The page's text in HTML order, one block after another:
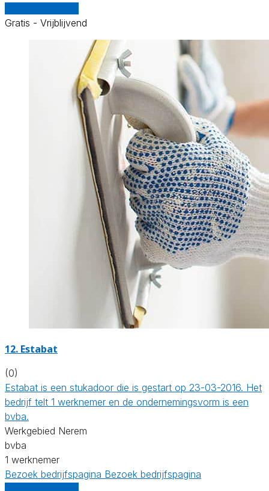
Gratis - Vrijblijvend
12. Estabat
(0)
Estabat is een stukadoor die is gestart op 23-03-2016. Het
bedrijf telt 1 werknemer en de ondernemingsvorm is een
bvba.
Werkgebied Nerem
bvba
1 werknemer
Bezoek bedrijfspagina Bezoek bedrijfspagina